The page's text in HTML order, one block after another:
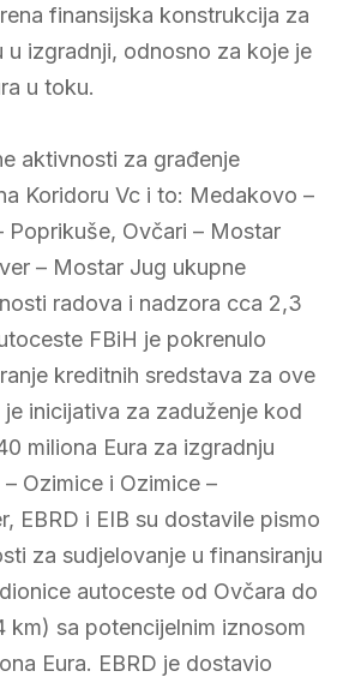
finansijska konstrukcija za
u izgradnji, odnosno za koje je
u toku.
aktivnosti za građenje
Koridoru Vc i to: Medakovo –
Poprikuše, Ovčari – Mostar
– Mostar Jug ukupne
radova i nadzora cca 2,3
FBiH je pokrenulo
kreditnih sredstava za ove
inicijativa za zaduženje kod
miliona Eura za izgradnju
Ozimice i Ozimice –
EBRD i EIB su dostavile pismo
za sudjelovanje u finansiranju
autoceste od Ovčara do
km) sa potencijelnim iznosom
Eura. EBRD je dostavio